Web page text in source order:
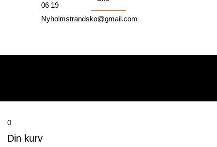
06 19
Nyholmstrandsko@gmail.com
0
Din kurv